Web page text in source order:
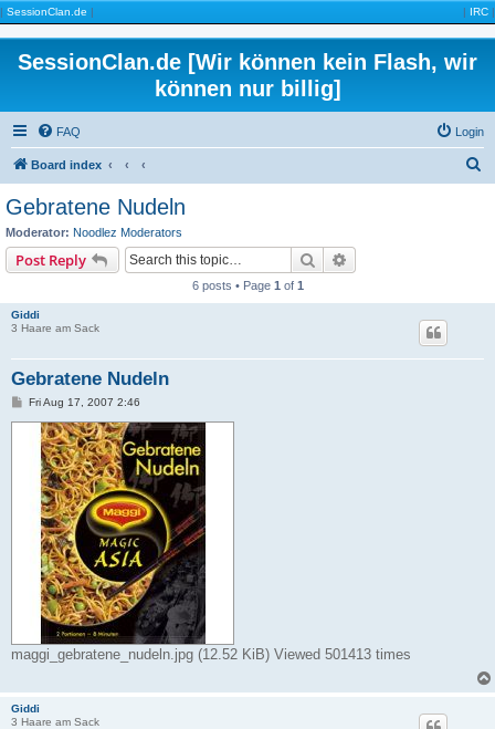
| SessionClan.de | | IRC |
SessionClan.de [Wir können kein Flash, wir
können nur billig]
FAQ Login
Board index
Gebratene Nudeln
Moderator: Noodlez Moderators
Post Reply Search
6 posts • Page 1 of 1
Giddi
3 Haare am Sack
Gebratene Nudeln
PFri Aug 17, 2007 2:46
maggi_gebratene_nudeln.jpg (12.52 KiB) Viewed 501413 times
Giddi
3 Haare am Sack